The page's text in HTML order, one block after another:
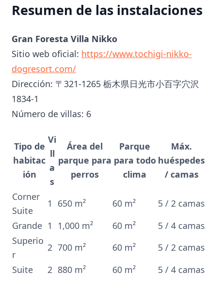
Resumen de las instalaciones
Gran Foresta Villa Nikko
Sitio web oficial: https://www.tochigi-nikko-
dogresort.com/
Dirección: 〒321-1265 栃木県日光市小百字穴沢
1834-1
Número de villas: 6
Tipo de
habitac
ión
Vi
ll
a
s
Área del
parque para
perros
Parque
para todo
clima
Máx.
huéspedes
/ camas
Corner
Suite
1 650 m² 60 m²
5 / 2 camas
Grande 1 1,000 m² 60 m²
5 / 4 camas
Superio
r
2 700 m² 60 m²
5 / 2 camas
Suite
2 880 m² 60 m² 5 / 4 camas